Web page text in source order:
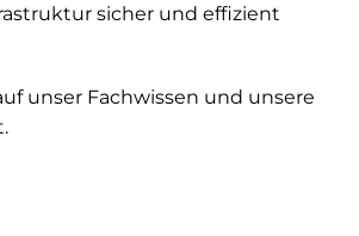
sicher und effizient
unser Fachwissen und unsere